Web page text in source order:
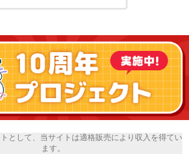
として、当サイトは適格販売により収入を得てい
ます。